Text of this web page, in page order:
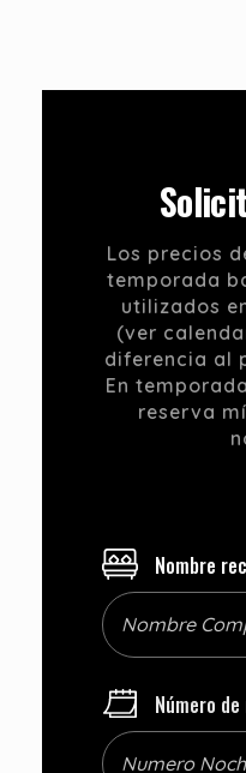
Los precios
temporada
utilizados
(ver
diferencia al
En
reserva
Nombre
Número